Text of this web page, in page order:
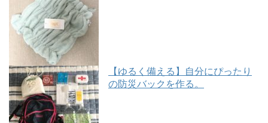
【ゆるく備える】自分にぴったり
の防災バックを作る。